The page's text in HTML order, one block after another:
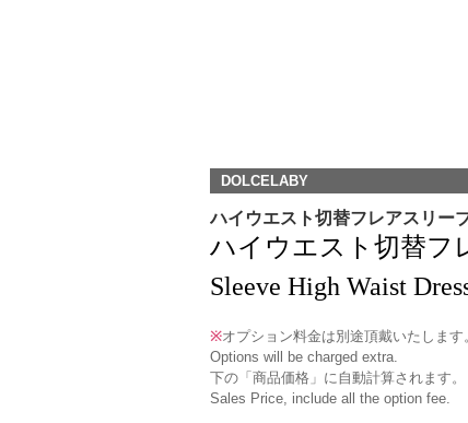
DOLCELABY
ハイウエスト切替フレアスリー
ハイウエスト切替フ
Sleeve High Waist
※オプション料金は別途頂戴いたします
Options will be charged extra.
下の「商品価格」に自動計算されます。
Sales Price, include all the option fee.